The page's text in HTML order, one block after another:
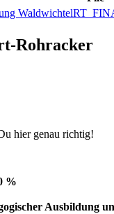
Rohracker
hier genau richtig!
%
Ausbildung